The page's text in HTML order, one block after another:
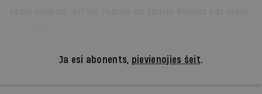
Ja esi abonents, pievienojies šeit.